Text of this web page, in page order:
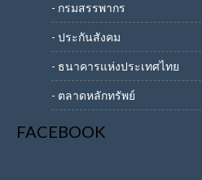
- กรมสรรพากร
- ประกันสังคม
- ธนาคารแห่งประเทศไทย
- ตลาดหลักทรัพย์
FACEBOOK